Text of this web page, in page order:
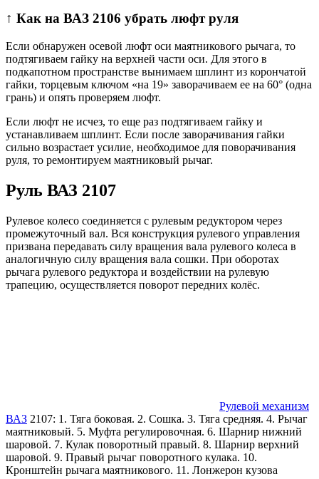
↑ Как на ВАЗ 2106 убрать люфт руля
Если обнаружен осевой люфт оси маятникового рычага, то
подтягиваем гайку на верхней части оси. Для этого в
подкапотном пространстве вынимаем шплинт из корончатой
гайки, торцевым ключом «на 19» заворачиваем ее на 60° (одна
грань) и опять проверяем люфт.
Если люфт не исчез, то еще раз подтягиваем гайку и
устанавливаем шплинт. Если после заворачивания гайки
сильно возрастает усилие, необходимое для поворачивания
руля, то ремонтируем маятниковый рычаг.
Руль ВАЗ 2107
Рулевое колесо соединяется с рулевым редуктором через
промежуточный вал. Вся конструкция рулевого управления
призвана передавать силу вращения вала рулевого колеса в
аналогичную силу вращения вала сошки. При оборотах
рычага рулевого редуктора и воздействии на рулевую
трапецию, осуществляется поворот передних колёс.
Рулевой механизм
ВАЗ 2107: 1. Тяга боковая. 2. Сошка. 3. Тяга средняя. 4. Рычаг
маятниковый. 5. Муфта регулировочная. 6. Шарнир нижний
шаровой. 7. Кулак поворотный правый. 8. Шарнир верхний
шаровой. 9. Правый рычаг поворотного кулака. 10.
Кронштейн рычага маятникового. 11. Лонжерон кузова